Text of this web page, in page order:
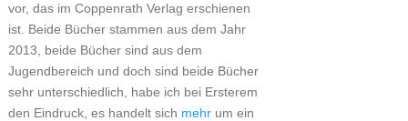
vor, das im Coppenrath Verlag erschienen
ist. Beide Bücher stammen aus dem Jahr
2013, beide Bücher sind aus dem
Jugendbereich und doch sind beide Bücher
sehr unterschiedlich, habe ich bei Ersterem
den Eindruck, es handelt sich mehrum ein